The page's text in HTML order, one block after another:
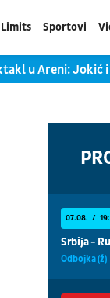
Limits Sportovi
u Areni: Jokić
07.08.
Srbija -
Odbojka (ž)